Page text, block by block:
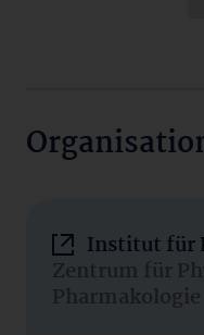
Institut für
Zentrum für
Pharmakologie